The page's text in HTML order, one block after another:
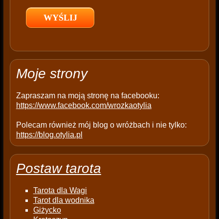
e
p
y
Moje strony
Zapraszam na moją stronę na facebooku:
https://www.facebook.com/wrozkaotylia
Polecam również mój blog o wróżbach i nie tylko:
https://blog.otylia.pl
Postaw tarota
Tarota dla Wagi
Tarot dla wodnika
Giżycko